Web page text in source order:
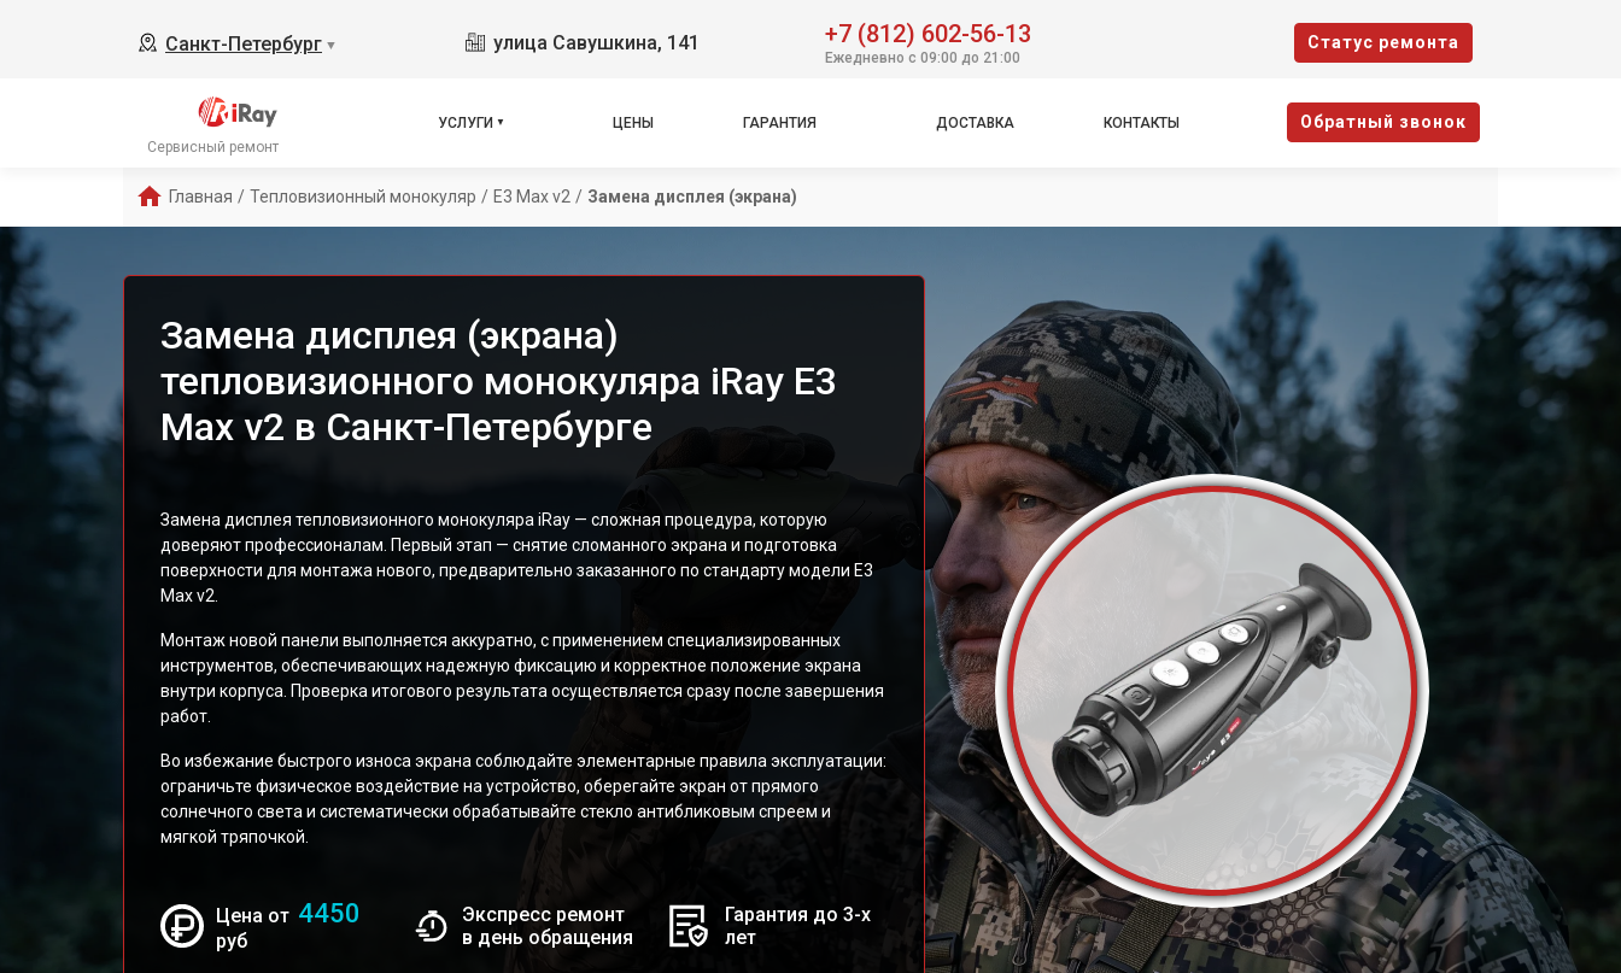
Санкт-Петербург ▼ улица Савушкина, 141 +7 (812) 602-56-13
Ежедневно с 09:00 до 21:00
Cтатус ремонта
Сервисный ремонт
УСЛУГИ ЦЕНЫ ГАРАНТИЯ ДОСТАВКА КОНТАКТЫ Oбратный звонок
Главная / Тепловизионный монокуляр / E3 Max v2 / Замена дисплея (экрана)
Замена дисплея (экрана)
тепловизионного монокуляра iRay E3
Max v2 в Санкт-Петербурге
Замена дисплея тепловизионного монокуляра iRay — сложная процедура, которую
доверяют профессионалам. Первый этап — снятие сломанного экрана и подготовка
поверхности для монтажа нового, предварительно заказанного по стандарту модели E3
Max v2.
Монтаж новой панели выполняется аккуратно, с применением специализированных
инструментов, обеспечивающих надежную фиксацию и корректное положение экрана
внутри корпуса. Проверка итогового результата осуществляется сразу после завершения
работ.
Во избежание быстрого износа экрана соблюдайте элементарные правила эксплуатации:
ограничьте физическое воздействие на устройство, оберегайте экран от прямого
солнечного света и систематически обрабатывайте стекло антибликовым спреем и
мягкой тряпочкой.
Цена от 4450
руб
Экспресс ремонт
в день обращения
Гарантия до 3-х
лет